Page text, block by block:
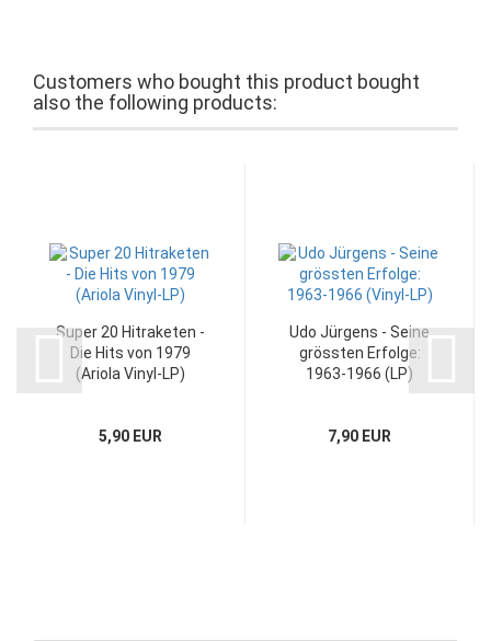
Customers who bought this product bought
also the following products:
Super 20 Hitraketen -
Die Hits von 1979
(Ariola Vinyl-LP)
5,90 EUR
Udo Jürgens - Seine
grössten Erfolge:
1963-1966 (LP)
7,90 EUR